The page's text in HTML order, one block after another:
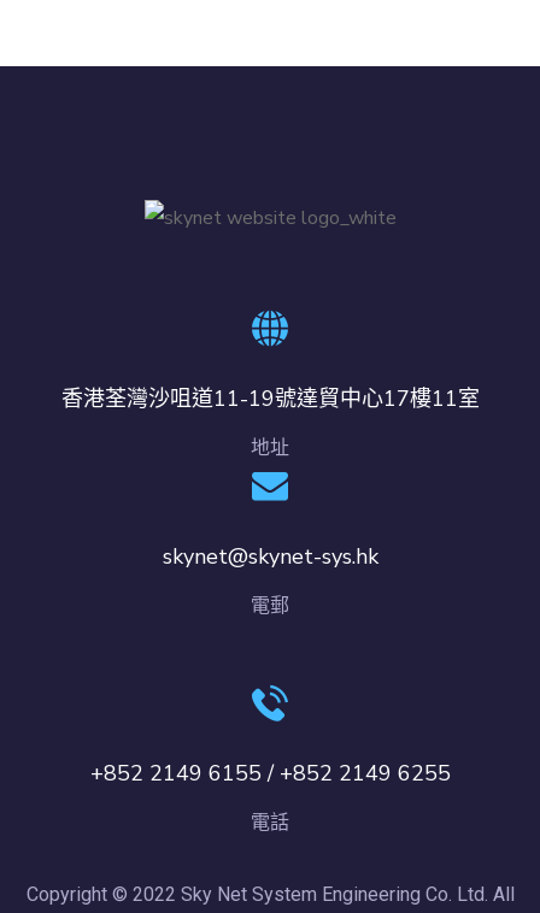
香港荃灣沙咀道11-19號達貿中心17樓11室
地址
skynet@skynet-sys.hk
電郵
+852 2149 6155 / +852 2149 6255
電話
Copyright © 2022 Sky Net System Engineering Co. Ltd. All